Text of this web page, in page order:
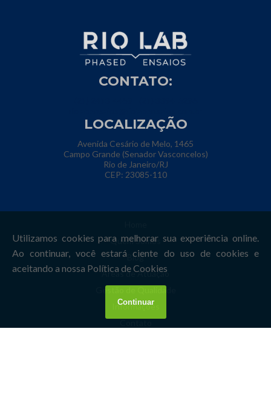
CONTATO:
LOCALIZAÇÃO
Avenida Cesário de Melo, 1465
Campo Grande (Senador Vasconcelos)
Rio de Janeiro/RJ
CEP: 23085-110
Quem Somos
Blog
Áreas de Atuação
Gestão de Qualidade
Informações